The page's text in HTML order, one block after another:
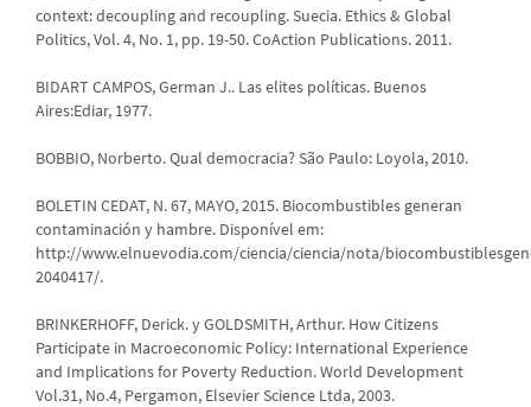
context: decoupling and recoupling. Suecia. Ethics & Global
Politics, Vol. 4, No. 1, pp. 19-50. CoAction Publications. 2011.
BIDART CAMPOS, German J.. Las elites políticas. Buenos
Aires:Ediar, 1977.
BOBBIO, Norberto. Qual democracia? São Paulo: Loyola, 2010.
BOLETIN CEDAT, N. 67, MAYO, 2015. Biocombustibles generan
contaminación y hambre. Disponível em:
http://www.elnuevodia.com/ciencia/ciencia/nota/
2040417/.
BRINKERHOFF, Derick. y GOLDSMITH, Arthur. How Citizens
Participate in Macroeconomic Policy: International Experience
and Implications for Poverty Reduction. World Development
Vol.31, No.4, Pergamon, Elsevier Science Ltda, 2003.